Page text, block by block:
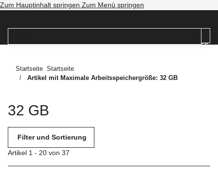
Zum Hauptinhalt springen Zum Menü springen
Startseite Startseite
Artikel mit Maximale Arbeitsspeichergröße: 32 GB
32 GB
Filter und Sortierung
Artikel 1 - 20 von 37